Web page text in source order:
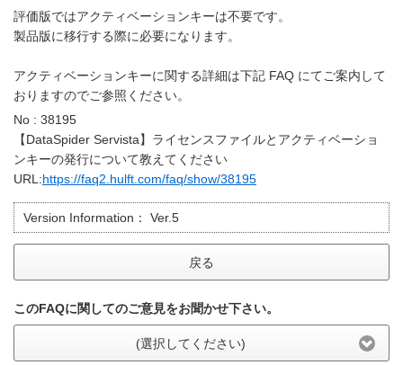
評価版ではアクティベーションキーは不要です。
製品版に移行する際に必要になります。
アクティベーションキーに関する詳細は下記 FAQ にてご案内して
おりますのでご参照ください。
No : 38195
【DataSpider Servista】ライセンスファイルとアクティベーショ
ンキーの発行について教えてください
URL:https://faq2.hulft.com/faq/show/38195
Version Information： Ver.5
戻る
このFAQに関してのご意見をお聞かせ下さい。
(選択してください)